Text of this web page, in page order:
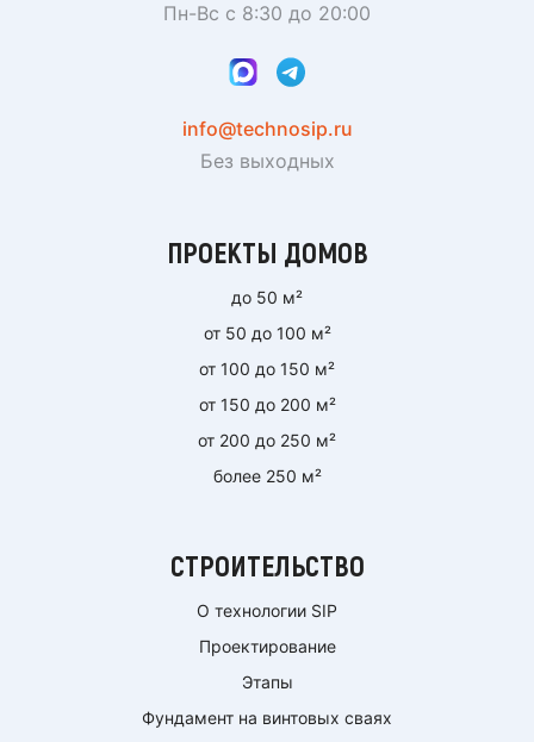
Пн-Вс с 8:30 до 20:00
info@technosip.ru
Без выходных
ПРОЕКТЫ ДОМОВ
до 50 м²
от 50 до 100 м²
от 100 до 150 м²
от 150 до 200 м²
от 200 до 250 м²
более 250 м²
СТРОИТЕЛЬСТВО
О технологии SIP
Проектирование
Этапы
Фундамент на винтовых сваях